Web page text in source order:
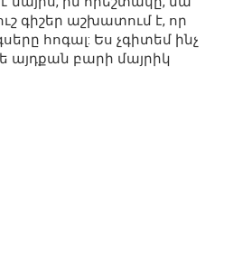
գիշեր աշխատում է, որ
հոգալ: Ես չգիտեմ ինչ
այդքան բարի մայրիկ